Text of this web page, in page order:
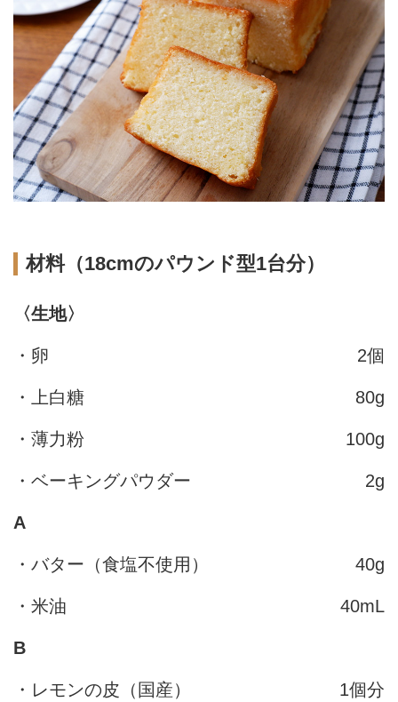
材料（18cmのパウンド型1台分）
〈生地〉
・卵 2個
・上白糖 80g
・薄力粉 100g
・ベーキングパウダー 2g
A
・バター（食塩不使用） 40g
・米油 40mL
B
・レモンの皮（国産） 1個分